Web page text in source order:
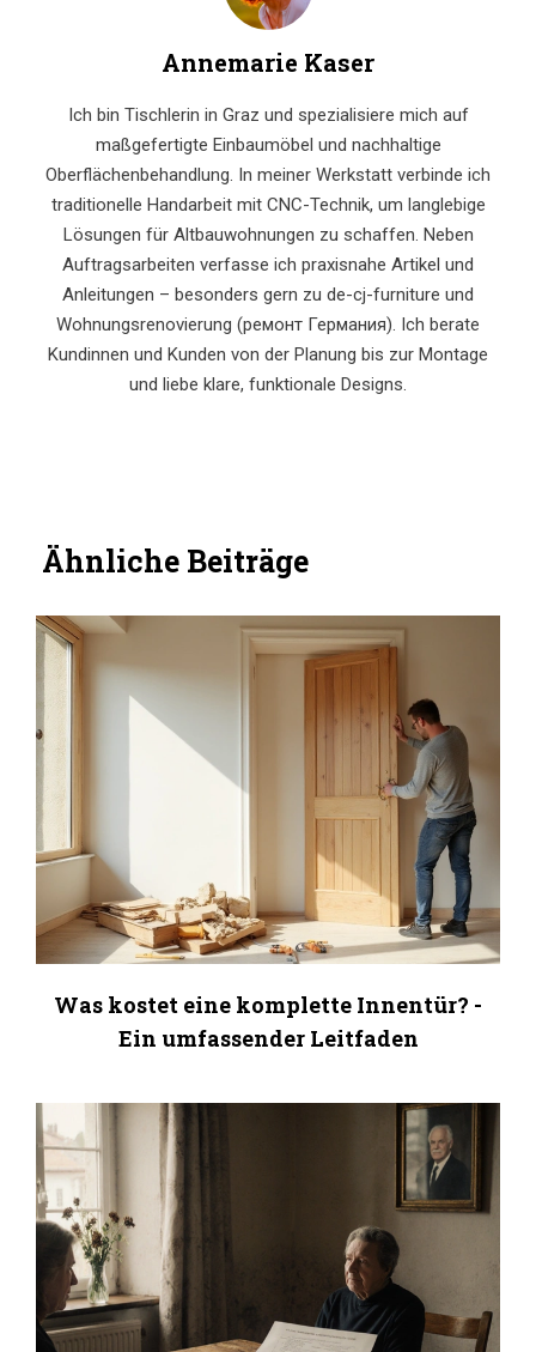
Annemarie Kaser
Ich bin Tischlerin in Graz und spezialisiere mich auf
maßgefertigte Einbaumöbel und nachhaltige
Oberflächenbehandlung. In meiner Werkstatt verbinde ich
traditionelle Handarbeit mit CNC-Technik, um langlebige
Lösungen für Altbauwohnungen zu schaffen. Neben
Auftragsarbeiten verfasse ich praxisnahe Artikel und
Anleitungen – besonders gern zu de-cj-furniture und
Wohnungsrenovierung (ремонт Германия). Ich berate
Kundinnen und Kunden von der Planung bis zur Montage
und liebe klare, funktionale Designs.
Ähnliche Beiträge
Was kostet eine komplette Innentür? -
Ein umfassender Leitfaden